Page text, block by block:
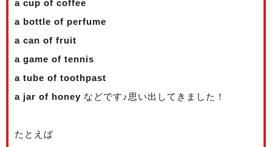
a cup of coffee
a bottle of perfume
a can of fruit
a game of tennis
a tube of toothpast
a jar of honey などです♪思い出してきました！
たとえば